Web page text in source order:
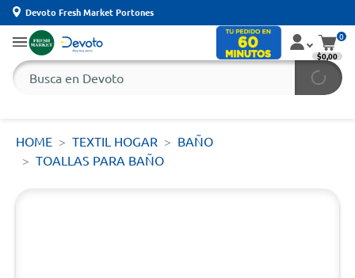
Devoto Fresh Market Portones
0
$0,00
HOME TEXTIL HOGAR
BAÑO
TOALLAS PARA BAÑO